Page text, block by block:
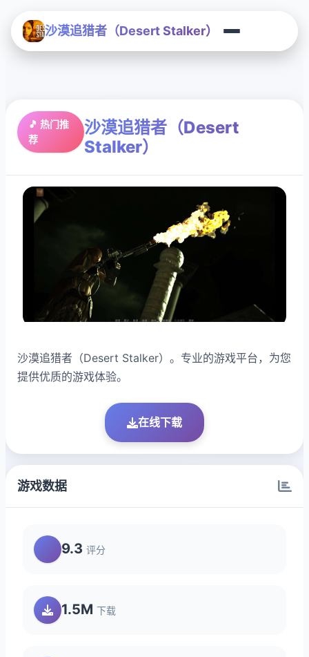
沙漠追猎者（Desert Stalker）
🎵 热门推
荐
沙漠追猎者（Desert
Stalker）
沙漠追猎者（Desert Stalker）。专业的游戏平台，为您
提供优质的游戏体验。
在线下载
游戏数据
9.3 评分
1.5M 下载